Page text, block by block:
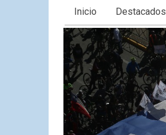
Inicio Destacados